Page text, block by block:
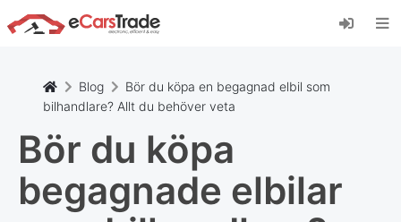
Installera eCarsTrade webbapp, lägg till den på
din startskärm och få omedelbara
Installera
Avbryt
Blog
Bör du köpa en begagnad elbil som
bilhandlare? Allt du behöver veta
Bör du köpa
begagnade elbilar